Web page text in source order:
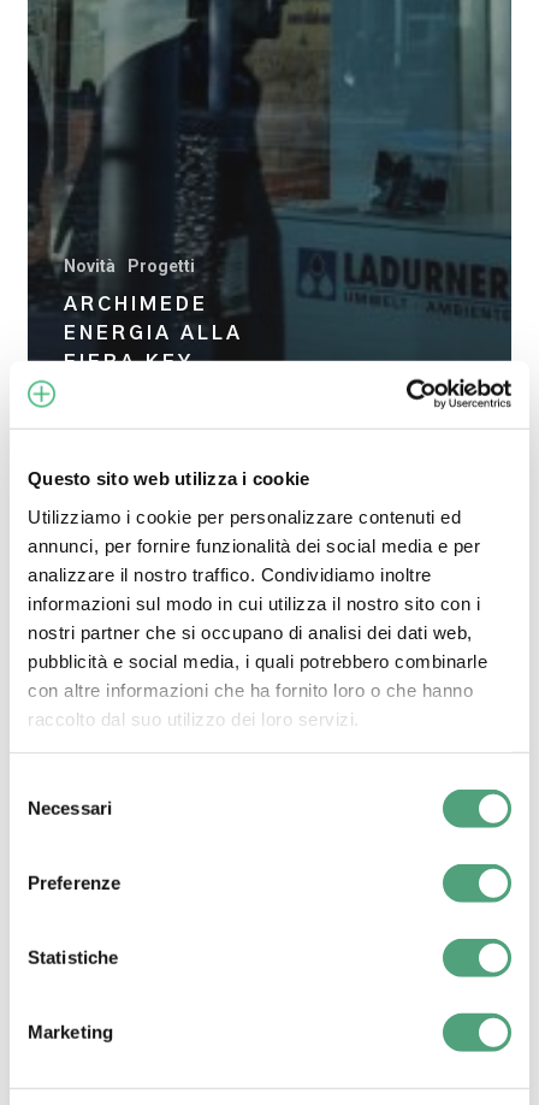
Questo sito web utilizza i cookie
Utilizziamo i cookie per personalizzare contenuti ed
annunci, per fornire funzionalità dei social media e per
analizzare il nostro traffico. Condividiamo inoltre
informazioni sul modo in cui utilizza il nostro sito con i
nostri partner che si occupano di analisi dei dati web,
pubblicità e social media, i quali potrebbero combinarle
con altre informazioni che ha fornito loro o che hanno
raccolto dal suo utilizzo dei loro servizi.
delNecessari
Preferenze
Statistiche
Marketing
Novità
Progetti
ARCHIMEDE
ENERGIA ALLA
FIERA KEY
Archimede
Energia
alla
Fiera
di
Piacenza